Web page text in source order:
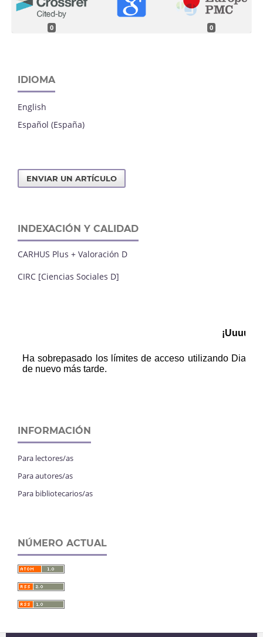
0 0
IDIOMA
English
Español (España)
ENVIAR UN ARTÍCULO
INDEXACIÓN Y CALIDAD
CARHUS Plus + Valoración D
CIRC [Ciencias Sociales D]
INFORMACIÓN
Para lectores/as
Para autores/as
Para bibliotecarios/as
NÚMERO ACTUAL